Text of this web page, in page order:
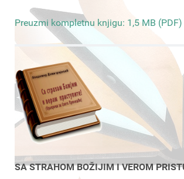
Preuzmi kompletnu knjigu: 1,5 MB
SA STRAHOM BOŽIJIM I VEROM